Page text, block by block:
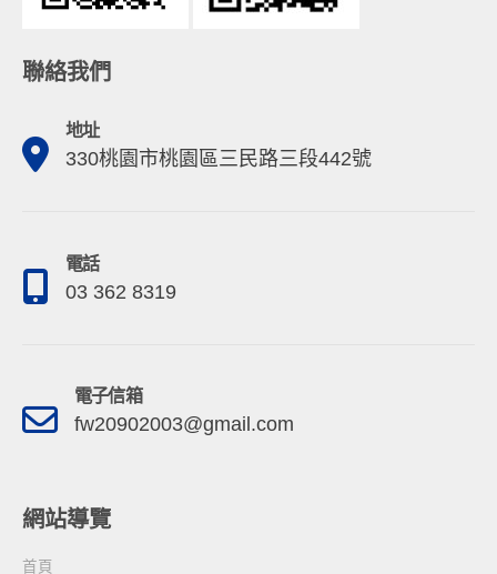
聯絡我們
地址
330桃園市桃園區三民路三段442號
電話
03 362 8319
電子信箱
fw20902003@gmail.com
網站導覽
首頁